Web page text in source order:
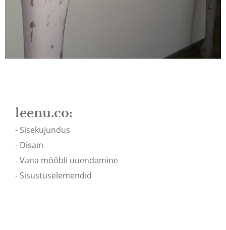
leenu.co:
- Sisekujundus
- Disain
- Vana mööbli uuendamine
- Sisustuselemendid